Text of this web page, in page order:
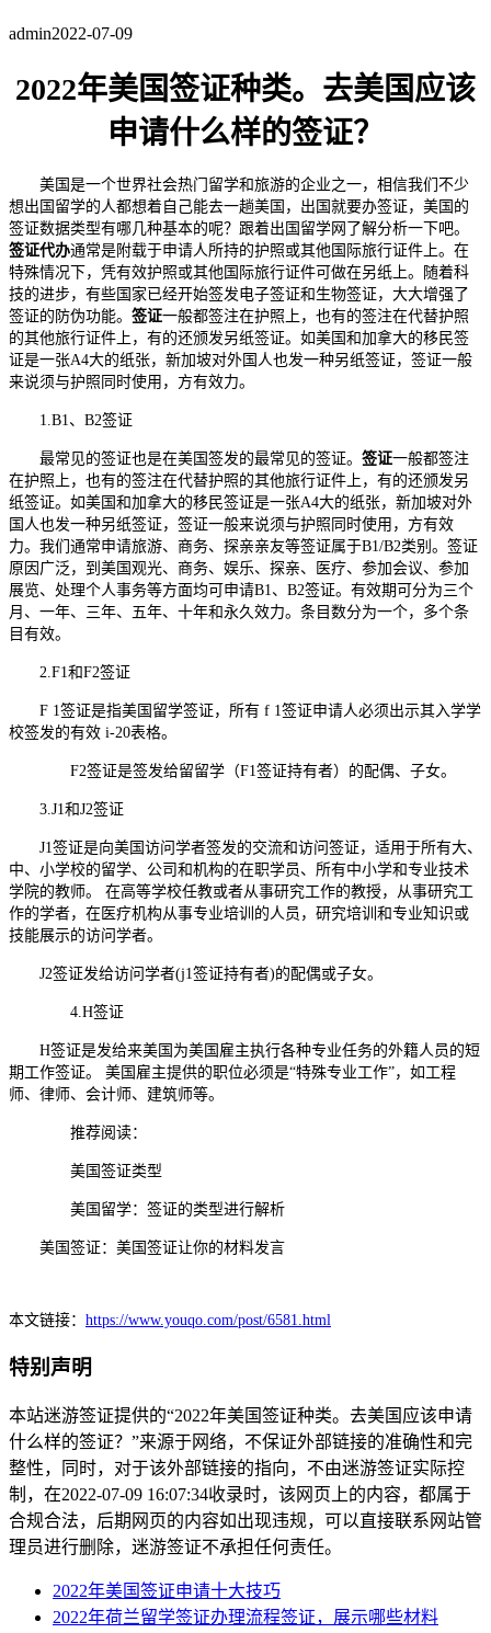
admin2022-07-09
2022年美国签证种类。去美国应该
申请什么样的签证？
美国是一个世界社会热门留学和旅游的企业之一，相信我们不少
想出国留学的人都想着自己能去一趟美国，出国就要办签证，美国的
签证数据类型有哪几种基本的呢？跟着出国留学网了解分析一下吧。
签证代办通常是附载于申请人所持的护照或其他国际旅行证件上。在
特殊情况下，凭有效护照或其他国际旅行证件可做在另纸上。随着科
技的进步，有些国家已经开始签发电子签证和生物签证，大大增强了
签证的防伪功能。 签证一般都签注在护照上，也有的签注在代替护照
的其他旅行证件上，有的还颁发另纸签证。如美国和加拿大的移民签
证是一张A4大的纸张，新加坡对外国人也发一种另纸签证，签证一般
来说须与护照同时使用，方有效力。
1.B1、B2签证
最常见的签证也是在美国签发的最常见的签证。 签证一般都签注
在护照上，也有的签注在代替护照的其他旅行证件上，有的还颁发另
纸签证。如美国和加拿大的移民签证是一张A4大的纸张，新加坡对外
国人也发一种另纸签证，签证一般来说须与护照同时使用，方有效
力。我们通常申请旅游、商务、探亲亲友等签证属于B1/B2类别。签证
原因广泛，到美国观光、商务、娱乐、探亲、医疗、参加会议、参加
展览、处理个人事务等方面均可申请B1、B2签证。有效期可分为三个
月、一年、三年、五年、十年和永久效力。条目数分为一个，多个条
目有效。
2.F1和F2签证
F 1签证是指美国留学签证，所有 f 1签证申请人必须出示其入学学
校签发的有效 i-20表格。
F2签证是签发给留留学（F1签证持有者）的配偶、子女。
3.J1和J2签证
J1签证是向美国访问学者签发的交流和访问签证，适用于所有大、
中、小学校的留学、公司和机构的在职学员、所有中小学和专业技术
学院的教师。 在高等学校任教或者从事研究工作的教授，从事研究工
作的学者，在医疗机构从事专业培训的人员，研究培训和专业知识或
技能展示的访问学者。
J2签证发给访问学者(j1签证持有者)的配偶或子女。
4.H签证
H签证是发给来美国为美国雇主执行各种专业任务的外籍人员的短
期工作签证。 美国雇主提供的职位必须是“特殊专业工作”，如工程
师、律师、会计师、建筑师等。
推荐阅读：
美国签证类型
美国留学：签证的类型进行解析
美国签证：美国签证让你的材料发言
本文链接： https://www.youqo.com/post/6581.html
特别声明
本站迷游签证提供的“2022年美国签证种类。去美国应该申请
什么样的签证？”来源于网络，不保证外部链接的准确性和完
整性，同时，对于该外部链接的指向，不由迷游签证实际控
制，在2022-07-09 16:07:34收录时，该网页上的内容，都属于
合规合法，后期网页的内容如出现违规，可以直接联系网站管
理员进行删除，迷游签证不承担任何责任。
2022年美国签证申请十大技巧
2022年荷兰留学签证办理流程签证，展示哪些材料